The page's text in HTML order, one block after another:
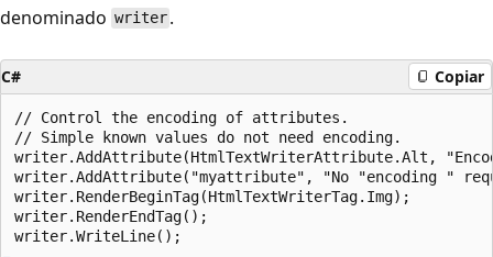
denominado writer .
C# Copiar
// Control the encoding of attributes.
// Simple known values do not need encoding.
writer.AddAttribute(HtmlTextWriterAttribute.Alt,
writer.AddAttribute("myattribute", "No "encoding "
writer.RenderBeginTag(HtmlTextWriterTag.Img);
writer.RenderEndTag();